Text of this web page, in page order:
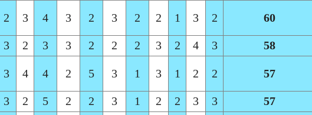
2 3 4 3 2 3 2 2 1 3 2 60
3 2 3 3 2 2 2 3 2 4 3 58
3 4 4 2 5 3 1 3 1 2 2 57
3 2 5 2 2 3 1 2 2 3 3 57